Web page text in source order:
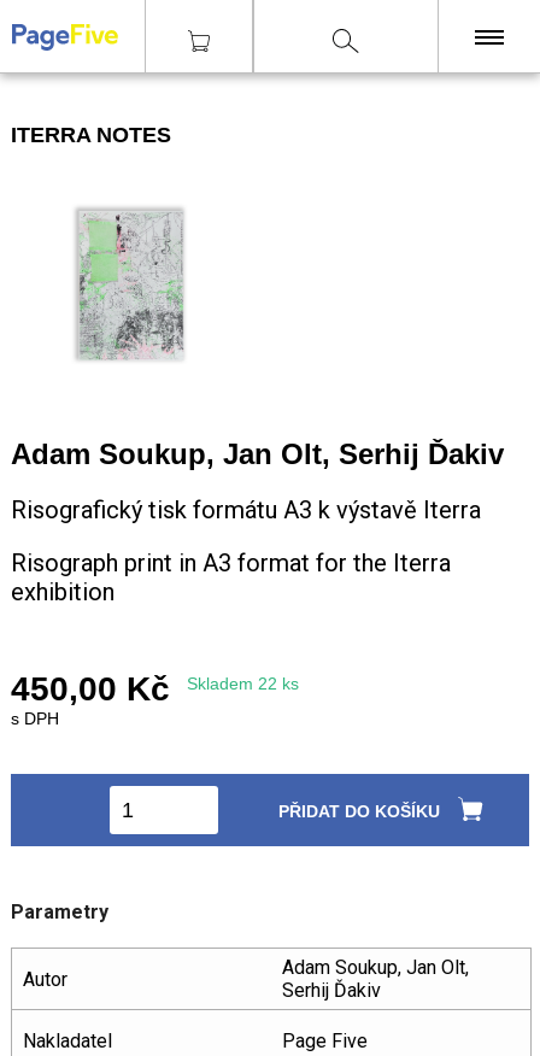
ČASOPISY
OSTATNÍ
SLEVY
NAKLADATELSTVÍ
+420 771 147 600
info@pagefive.com
|Tisky|Technika Risografie
ITERRA NOTES
Adam Soukup, Jan Olt, Serhij Ďakiv
Risografický tisk formátu A3 k výstavě Iterra
Risograph print in A3 format for the Iterra
exhibition
450,00 Kč
Skladem 22 ks
s DPH
PŘIDAT DO KOŠÍKU
Parametry
Autor
Adam Soukup, Jan Olt,
Serhij Ďakiv
Nakladatel Page Five